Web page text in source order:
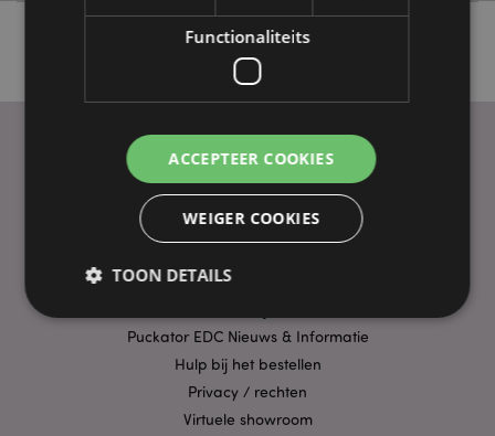
PRAKTISCHE LINKS
Bezorging/Verzending
Aanbiedingen
Puckator EDC Nieuws & Informatie
Hulp bij het bestellen
Privacy / rechten
Virtuele showroom
Functionaliteits
ACCEPTEER COOKIES
WEIGER COOKIES
TOON DETAILS
Strikt noodzakelijke Prestatie
Functionaliteits